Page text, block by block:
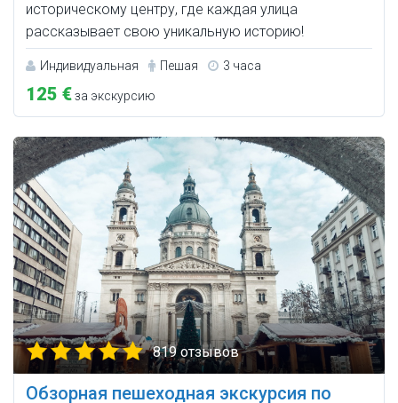
историческому центру, где каждая улица
рассказывает свою уникальную историю!
Индивидуальная Пешая 3 часа
125 €за экскурсию
819 отзывов
Обзорная пешеходная экскурсия по